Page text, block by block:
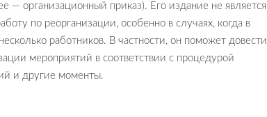
— организационный приказ). Его издание не является
по реорганизации, особенно в случаях, когда в
работников. В частности, он поможет довести
мероприятий в соответствии с процедурой
и другие моменты.